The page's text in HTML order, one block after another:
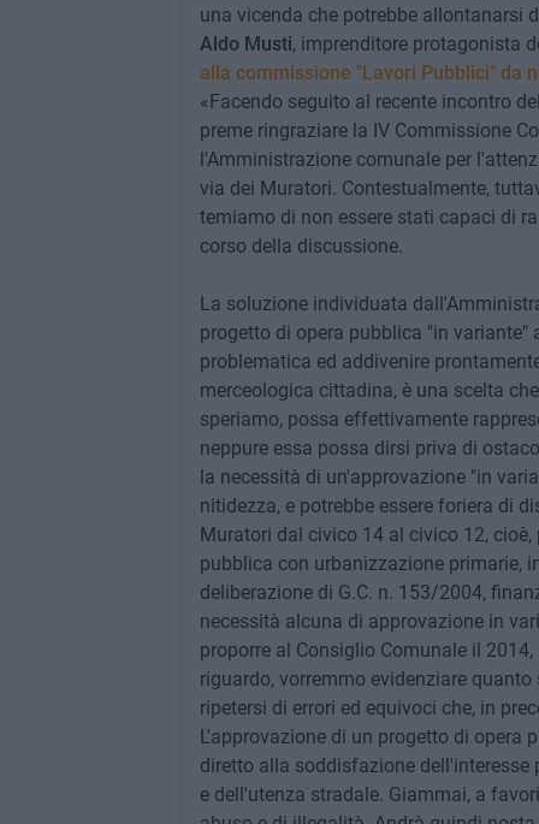
una vicenda che potrebbe allontanarsi
Aldo Musti, imprenditore protagonista
alla commissione "Lavori Pubblici" da
«Facendo seguito al recente incontro
preme ringraziare la IV Commissione
l'Amministrazione comunale per
via dei Muratori. Contestualmente,
temiamo di non essere stati capaci di
corso della discussione.
La soluzione individuata
progetto di opera pubblica "in variante"
problematica ed addivenire
merceologica cittadina, è una scelta
speriamo, possa effettivamente
neppure essa possa dirsi priva di
la necessità di un'approvazione "in
nitidezza, e potrebbe essere foriera di
Muratori dal civico 14 al civico 12,
pubblica con urbanizzazione primarie,
deliberazione di G.C. n. 153/2004,
necessità alcuna di approvazione in
proporre al Consiglio Comunale il
riguardo, vorremmo evidenziare
ripetersi di errori ed equivoci che, in
L'approvazione di un progetto di opera
diretto alla soddisfazione dell'interesse
e dell'utenza stradale. Giammai, a